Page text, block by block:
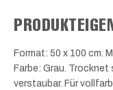
Format: 50 x 100 cm.
Farbe: Grau.
verstaubar. Für